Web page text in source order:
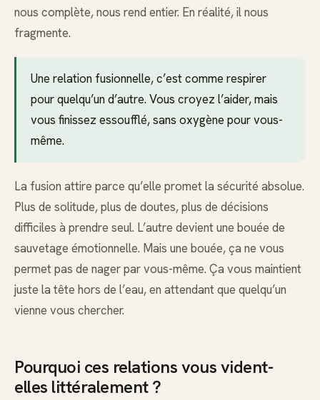
nous complète, nous rend entier. En réalité, il nous
fragmente.
Une relation fusionnelle, c’est comme respirer
pour quelqu’un d’autre. Vous croyez l’aider, mais
vous finissez essoufflé, sans oxygène pour vous-
même.
La fusion attire parce qu’elle promet la sécurité absolue.
Plus de solitude, plus de doutes, plus de décisions
difficiles à prendre seul. L’autre devient une bouée de
sauvetage émotionnelle. Mais une bouée, ça ne vous
permet pas de nager par vous-même. Ça vous maintient
juste la tête hors de l’eau, en attendant que quelqu’un
vienne vous chercher.
Pourquoi ces relations vous vident-
elles littéralement ?